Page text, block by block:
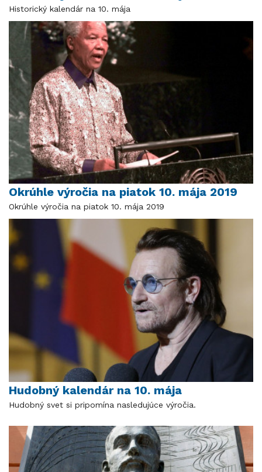
Historický kalendár na 10. mája
Okrúhle výročia na piatok 10. mája 2019
Okrúhle výročia na piatok 10. mája 2019
Hudobný kalendár na 10. mája
Hudobný svet si pripomína nasledujúce výročia.